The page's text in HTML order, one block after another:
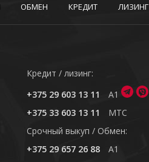
ОБМЕН КРЕДИТ ЛИЗИНГ
Кредит / лизинг:
+375 29 603 13 11
A1
+375 33 603 13 11
MTC
Cрочный выкуп / Обмен:
+375 29 657 26 88
A1